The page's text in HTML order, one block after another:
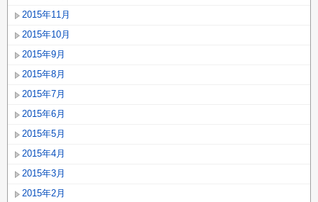
2015年11月
2015年10月
2015年9月
2015年8月
2015年7月
2015年6月
2015年5月
2015年4月
2015年3月
2015年2月